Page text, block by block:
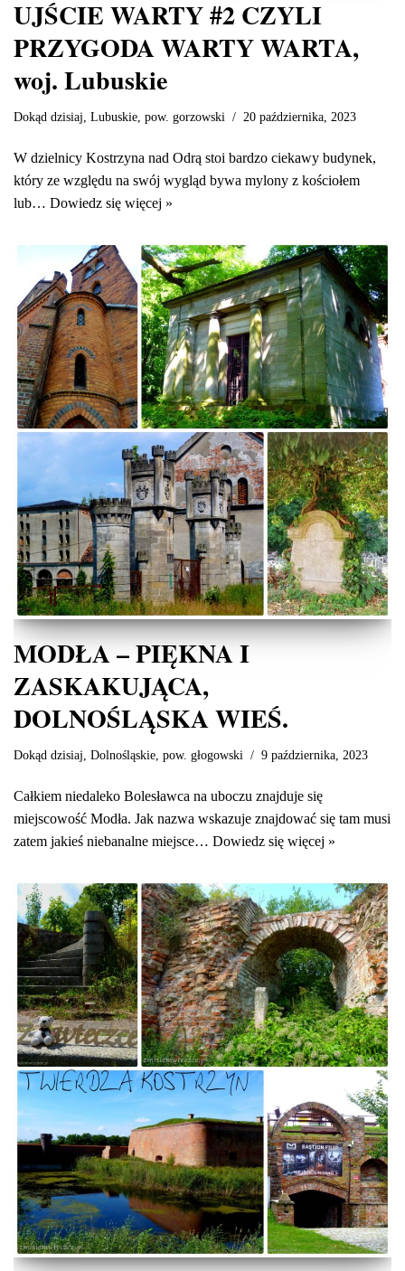
UJŚCIE WARTY #2 CZYLI
PRZYGODA WARTY WARTA,
woj. Lubuskie
Dokąd dzisiaj Lubuskie pow. gorzowski 20 października, 2023
W dzielnicy Kostrzyna nad Odrą stoi bardzo ciekawy budynek,
który ze względu na swój wygląd bywa mylony z kościołem
lub… Dowiedz się więcej »
MODŁA – PIĘKNA I
ZASKAKUJĄCA,
DOLNOŚLĄSKA WIEŚ.
Dokąd dzisiaj Dolnośląskie pow. głogowski 9 października, 2023
Całkiem niedaleko Bolesławca na uboczu znajduje się
miejscowość Modła. Jak nazwa wskazuje znajdować się tam musi
zatem jakieś niebanalne miejsce… Dowiedz się więcej »